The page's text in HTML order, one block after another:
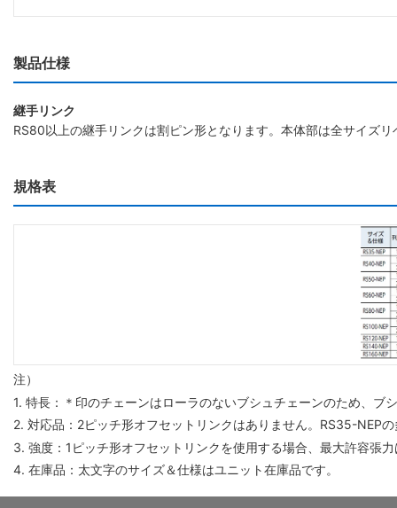
製品仕様
継手リンク
RS80以上の継手リンクは割ピン形となります。本体部は全サイズ
規格表
注）
1. 特長：＊印のチェーンはローラのないブシュチェーンのため、ブ
2. 対応品：2ピッチ形オフセットリンクはありません。RS35-NEP
3. 強度：1ピッチ形オフセットリンクを使用する場合、最大許容張
4. 在庫品：太文字のサイズ＆仕様はユニット在庫品です。